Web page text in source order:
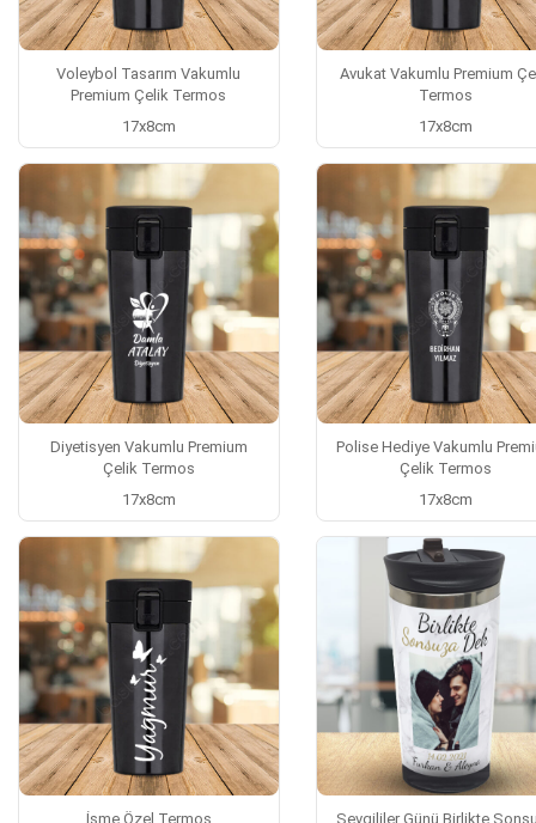
Voleybol Tasarım Vakumlu
Premium Çelik Termos
17x8cm
Avukat Vakumlu Premium
Termos
17x8cm
Diyetisyen Vakumlu Premium
Çelik Termos
17x8cm
Polise Hediye Vakumlu
Çelik Termos
17x8cm
İsme Özel Termos Sevgililer Günü Birlikte